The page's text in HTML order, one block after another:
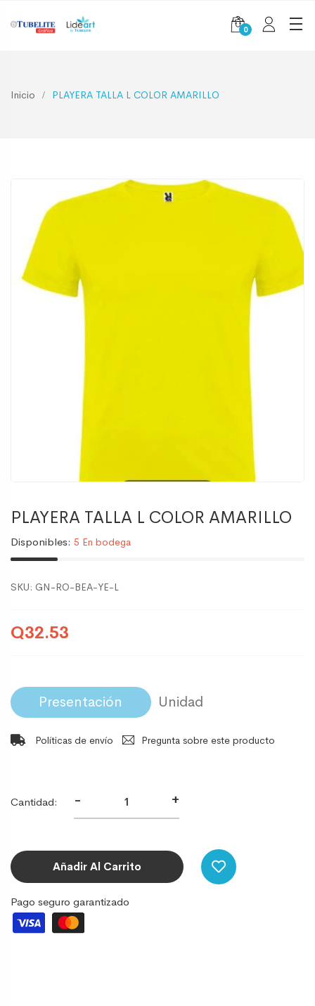
0
Inicio PLAYERA TALLA L COLOR AMARILLO
PLAYERA TALLA L COLOR AMARILLO
Disponibles: 5 En bodega
SKU: GN-RO-BEA-YE-L
Q32.53
Presentación
Políticas de envío Pregunta sobre este producto
Cantidad: - +
Añadir Al Carrito
Pago seguro garantizado